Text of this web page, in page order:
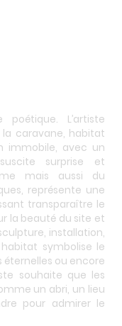
L’artiste
caravane, habitat
immobile, avec un
surprise et
mais aussi du
représente une
transparaître le
la beauté du site et
installation,
symbolise le
éternelles ou encore
souhaite que les
un abri, un lieu
pour admirer le